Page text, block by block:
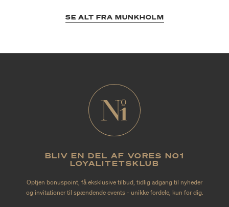
SE ALT FRA MUNKHOLM
BLIV EN DEL AF VORES NO1
LOYALITETSKLUB
Optjen bonuspoint, få eksklusive tilbud, tidlig adgang til nyheder
og invitationer til spændende events - unikke fordele, kun for dig.